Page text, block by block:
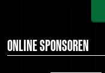
ONLINE SPONSOREN